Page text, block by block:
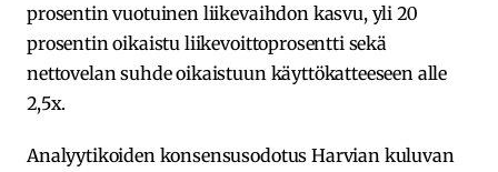
prosentin vuotuinen liikevaihdon kasvu, yli 20
prosentin oikaistu liikevoittoprosentti sekä
nettovelan suhde oikaistuun käyttökatteeseen alle
2,5x.
Analyytikoiden konsensusodotus Harvian kuluvan